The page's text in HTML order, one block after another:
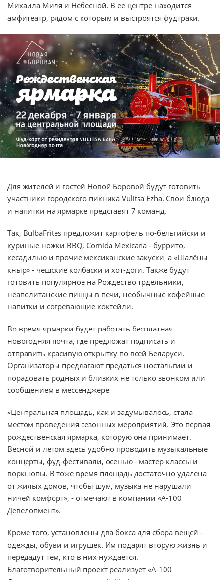
Михаила Миля и Небесной. В ее центре находится
амфитеатр, рядом с которым и выстроятся фудтраки.
Для жителей и гостей Новой Боровой будут готовить
участники городского пикника Vulitsa Ezha. Свои блюда
и напитки на ярмарке представят 7 команд.
Так, BulbaFrites предложит картофель по-бельгийски и
куриные ножки BBQ, Comida Mexicana - буррито,
кесадилью и прочие мексиканские закуски, а «Шалёны
кныр» - чешские колбаски и хот-доги. Также будут
готовить популярное на Рождество трдельники,
неаполитанские пиццы в печи, необычные кофейные
напитки и согревающие коктейли.
Во время ярмарки будет работать бесплатная
новогодняя почта, где предложат подписать и
отправить красивую открытку по всей Беларуси.
Организаторы предлагают предаться ностальгии и
порадовать родных и близких не только звонком или
сообщением в мессенджере.
«Центральная площадь, как и задумывалось, стала
местом проведения сезонных мероприятий. Это первая
рождественская ярмарка, которую она принимает.
Весной и летом здесь удобно проводить музыкальные
концерты, фуд-фестивали, осенью - мастер-классы и
воркшопы. В тоже время площадь достаточно удалена
от жилых домов, чтобы шум, музыка не нарушали
ничей комфорт», - отмечают в компании «А-100
Девелопмент».
Кроме того, установлены два бокса для сбора вещей -
одежды, обуви и игрушек. Им подарят вторую жизнь и
передадут тем, кто в них нуждается.
Благотворительный проект реализует «А-100